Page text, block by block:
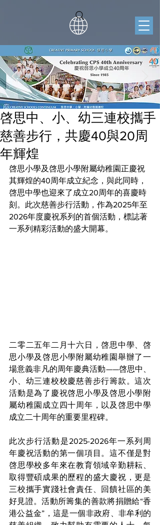
啓思中、小、幼三連校攜手
慈善步行，共慶40與20周
年輝煌
啓思小學及啓思小學附屬幼稚園正慶祝
其輝煌的40周年成立紀念，與此同時，
啓思中學也迎來了成立20周年的喜慶時
刻。此次慈善步行活動，作為2025年至
2026年度慶祝系列的首個活動，標誌著
一系列精彩活動的盛大開幕。
二零二五年二月十六日，啓思中學、啓
思小學及啓思小學附屬幼稚園舉辦了一
場意義非凡的周年慶典活動——啓思中、
小、幼三連校校慶慈善步行籌款。這次
活動是為了慶祝啓思小學及啓思小學附
屬幼稚園成立四十周年，以及啓思中學
成立二十周年的重要里程碑。
此次步行活動是2025-2026年一系列周
年慶祝活動的第一個項目。這不僅是對
啓思學校多年來在教育領域辛勤耕耘、
取得豐碩成果的歷程的盛大慶祝，更是
三校攜手實踐社會責任、回饋社區的美
好見證。活動所籌集的善款將捐贈給“香
港公益金”，這是一個非政府、非牟利的